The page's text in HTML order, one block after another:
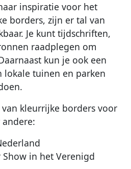
inspiratie voor het
borders, zijn er tal van
Je kunt tijdschriften,
raadplegen om
kun je ook een
lokale tuinen en parken
kleurrijke borders voor
Show in het Verenigd